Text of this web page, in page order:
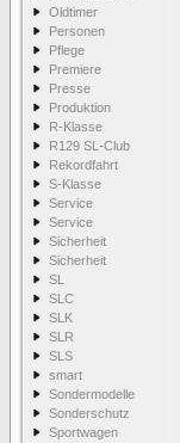
Oldtimer
Personen
Pflege
Premiere
Presse
Produktion
R-Klasse
R129 SL-Club
Rekordfahrt
S-Klasse
Service
Service
Sicherheit
Sicherheit
SL
SLC
SLK
SLR
SLS
smart
Sondermodelle
Sonderschutz
Sportwagen